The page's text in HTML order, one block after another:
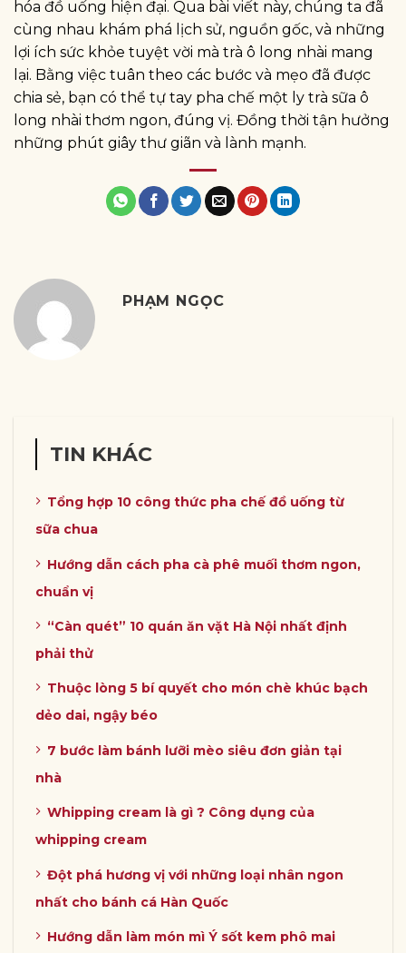
hóa đồ uống hiện đại. Qua bài viết này, chúng ta đã
cùng nhau khám phá lịch sử, nguồn gốc, và những
lợi ích sức khỏe tuyệt vời mà trà ô long nhài mang
lại. Bằng việc tuân theo các bước và mẹo đã được
chia sẻ, bạn có thể tự tay pha chế một ly trà sữa ô
long nhài thơm ngon, đúng vị. Đồng thời tận hưởng
những phút giây thư giãn và lành mạnh.
PHẠM NGỌC
TIN KHÁC
Tổng hợp 10 công thức pha chế đồ uống từ
sữa chua
Hướng dẫn cách pha cà phê muối thơm ngon,
chuẩn vị
“Càn quét” 10 quán ăn vặt Hà Nội nhất định
phải thử
Thuộc lòng 5 bí quyết cho món chè khúc bạch
dẻo dai, ngậy béo
7 bước làm bánh lưỡi mèo siêu đơn giản tại
nhà
Whipping cream là gì ? Công dụng của
whipping cream
Đột phá hương vị với những loại nhân ngon
nhất cho bánh cá Hàn Quốc
Hướng dẫn làm món mì Ý sốt kem phô mai